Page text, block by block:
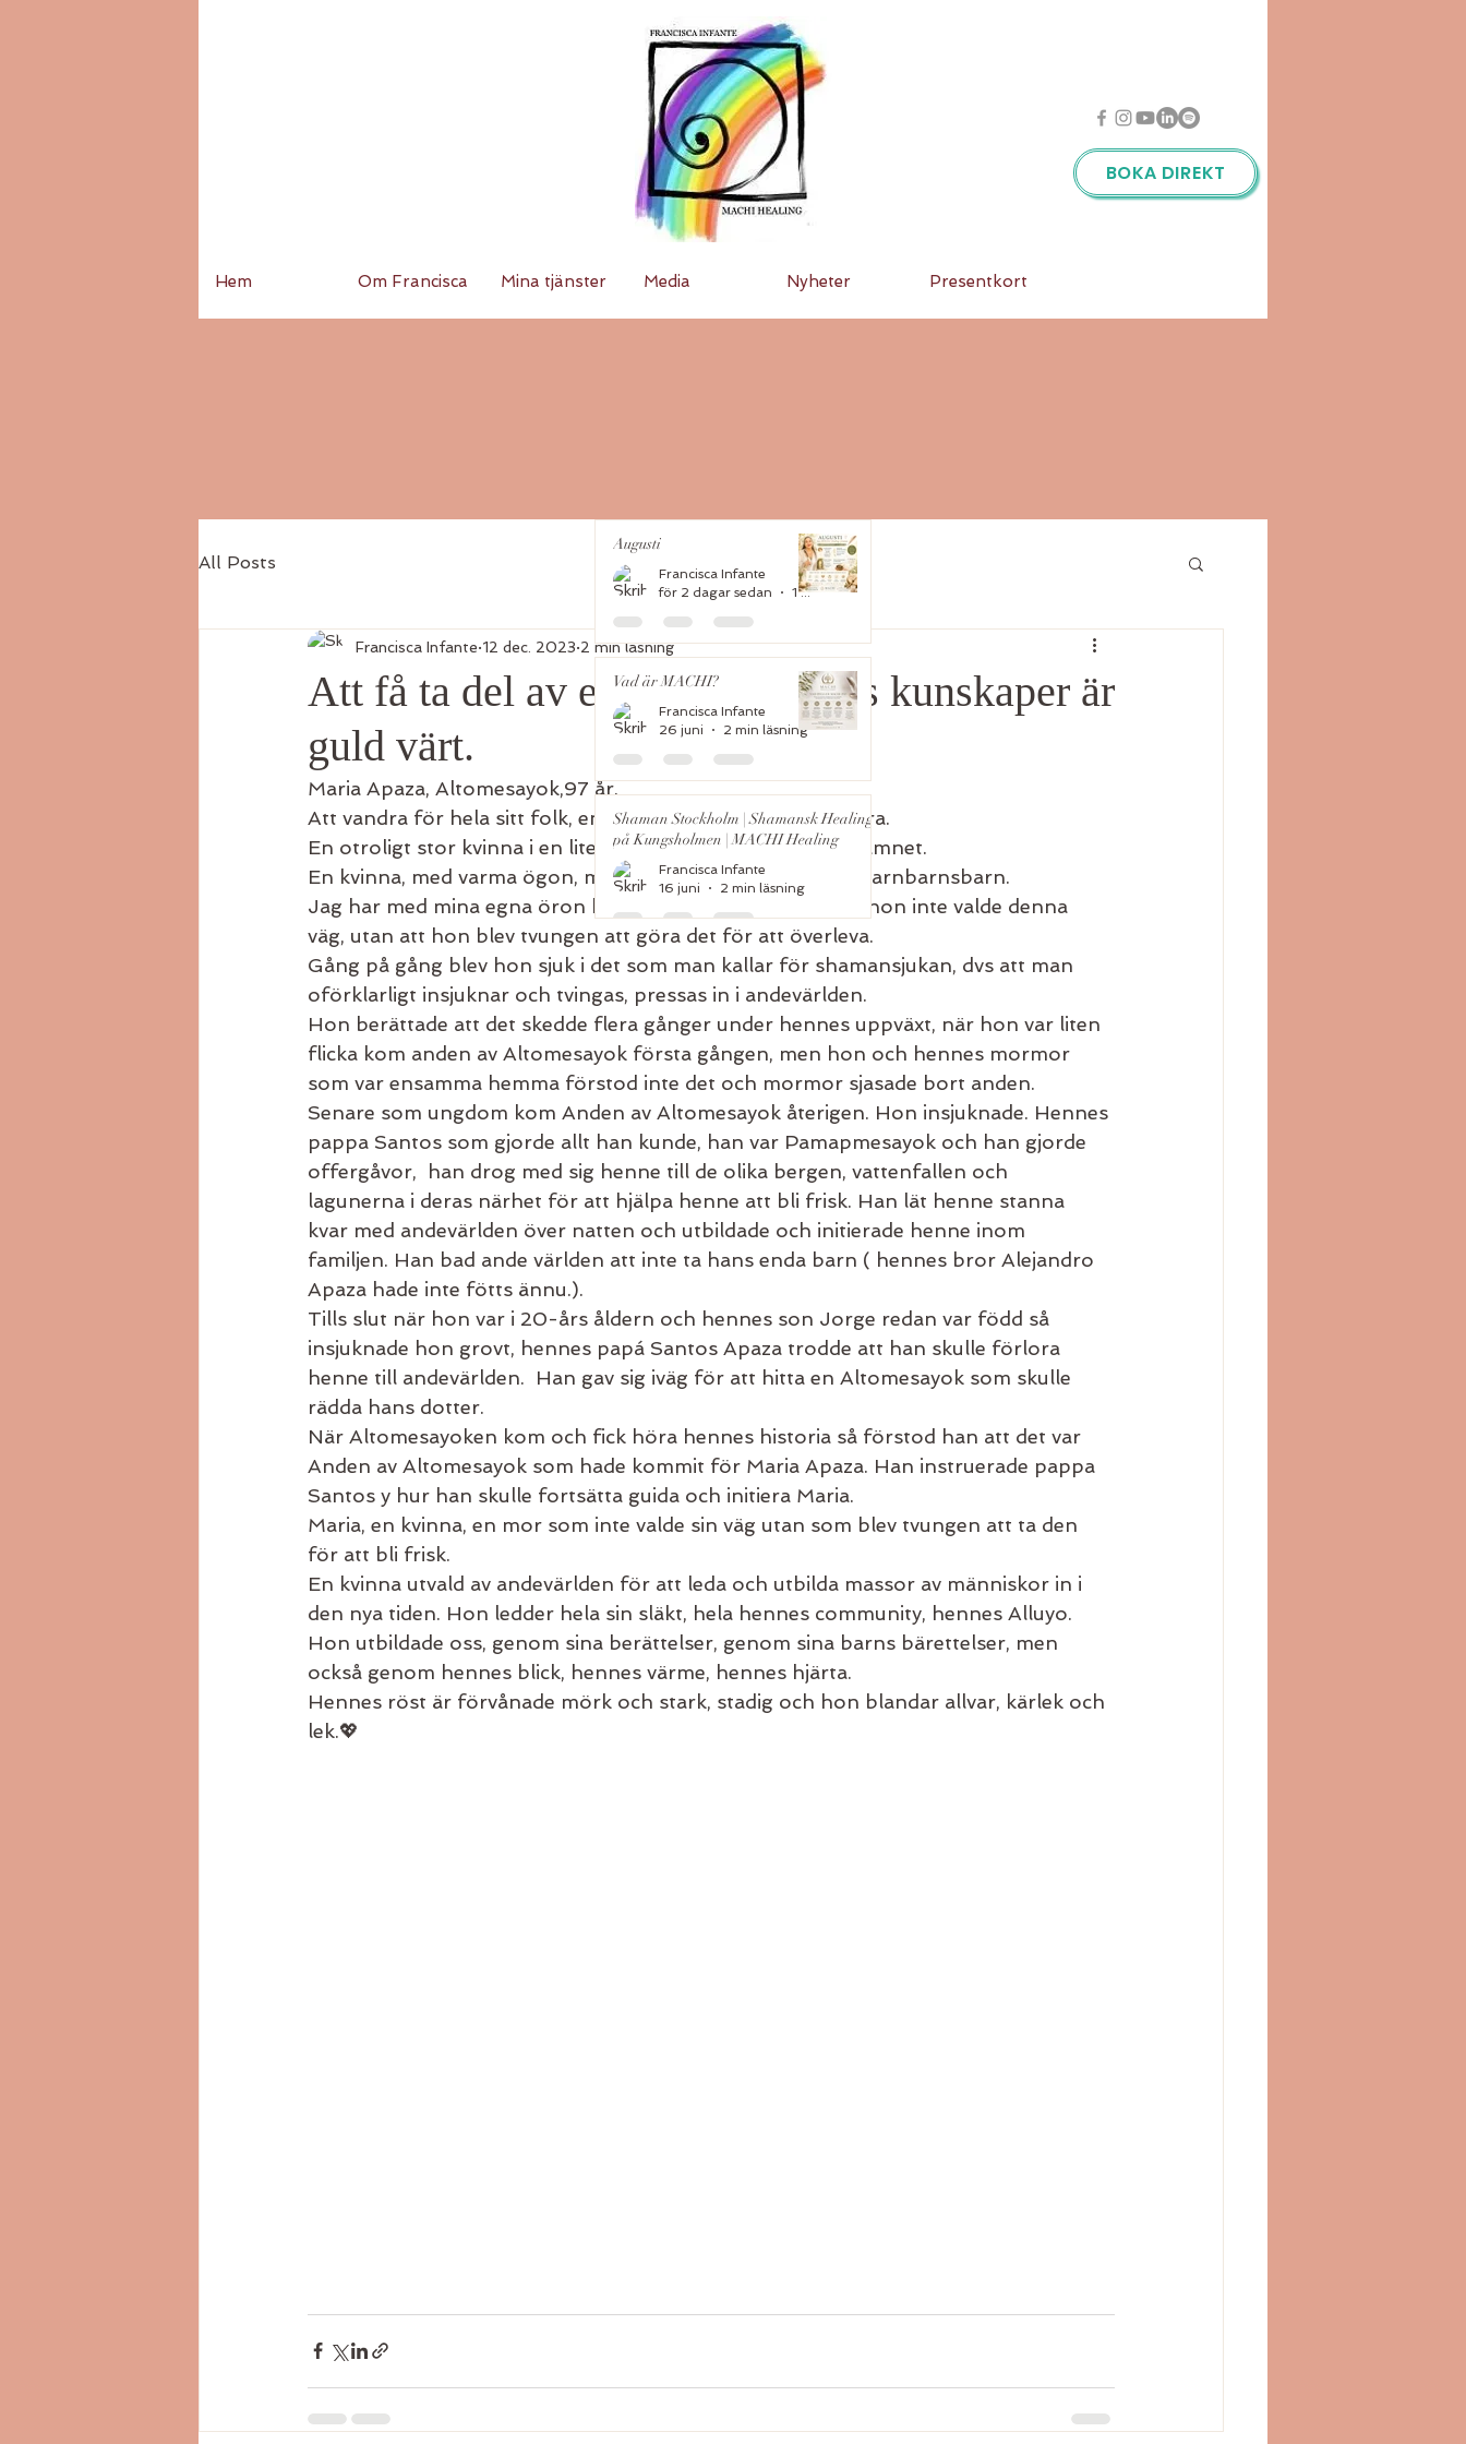
BOKA DIREKT
Hem Om Francisca Mina tjänster Media Nyheter Presentkort
All Posts
Att få ta del av en Altomesayoks kunskaper är
guld värt.
Francisca Infante 12 dec. 2023 2 min läsning
Maria Apaza, Altomesayok,97 år.
Att vandra för hela sitt folk, en livsvandring som få kan klara.
En otroligt stor kvinna i en liten kropp, en anmoder värt namnet.
En kvinna, med varma ögon, med många barn, barnbarn, barnbarnsbarn.
Jag har med mina egna öron hört henne berätta detta att hon inte valde denna
väg, utan att hon blev tvungen att göra det för att överleva.
Gång på gång blev hon sjuk i det som man kallar för shamansjukan, dvs att man
oförklarligt insjuknar och tvingas, pressas in i andevärlden.
Hon berättade att det skedde flera gånger under hennes uppväxt, när hon var liten
flicka kom anden av Altomesayok första gången, men hon och hennes mormor
som var ensamma hemma förstod inte det och mormor sjasade bort anden.
Senare som ungdom kom Anden av Altomesayok återigen. Hon insjuknade. Hennes
pappa Santos som gjorde allt han kunde, han var Pamapmesayok och han gjorde
offergåvor,  han drog med sig henne till de olika bergen, vattenfallen och
lagunerna i deras närhet för att hjälpa henne att bli frisk. Han lät henne stanna
kvar med andevärlden över natten och utbildade och initierade henne inom
familjen. Han bad ande världen att inte ta hans enda barn ( hennes bror Alejandro
Apaza hade inte fötts ännu.).
Tills slut när hon var i 20-års åldern och hennes son Jorge redan var född så
insjuknade hon grovt, hennes papá Santos Apaza trodde att han skulle förlora
henne till andevärlden.  Han gav sig iväg för att hitta en Altomesayok som skulle
rädda hans dotter.
När Altomesayoken kom och fick höra hennes historia så förstod han att det var
Anden av Altomesayok som hade kommit för Maria Apaza. Han instruerade pappa
Santos y hur han skulle fortsätta guida och initiera Maria.
Maria, en kvinna, en mor som inte valde sin väg utan som blev tvungen att ta den
för att bli frisk.
En kvinna utvald av andevärlden för att leda och utbilda massor av människor in i
den nya tiden. Hon ledder hela sin släkt, hela hennes community, hennes Alluyo.
Hon utbildade oss, genom sina berättelser, genom sina barns bärettelser, men
också genom hennes blick, hennes värme, hennes hjärta.
Hennes röst är förvånade mörk och stark, stadig och hon blandar allvar, kärlek och
lek.💖
Augusti
Francisca Infante
för 2 dagar sedan
1 min läsning
Vad är MACHI?
Francisca Infante
26 juni
2 min läsning
Shaman Stockholm | Shamansk Healing
på Kungsholmen | MACHI Healing
Francisca Infante
16 juni
2 min läsning